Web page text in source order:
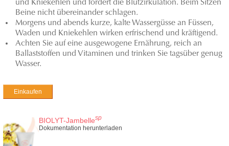
und Kniekehlen und fördert die Blutzirkulation. Beim Sitzen
Beine nicht übereinander schlagen.
Morgens und abends kurze, kalte Wassergüsse an Füssen,
Waden und Kniekehlen wirken erfrischend und kräftigend.
Achten Sie auf eine ausgewogene Ernährung, reich an
Ballaststoffen und Vitaminen und trinken Sie tagsüber genug
Wasser.
Einkaufen
BIOLYT-Jambellesp
Dokumentation herunterladen